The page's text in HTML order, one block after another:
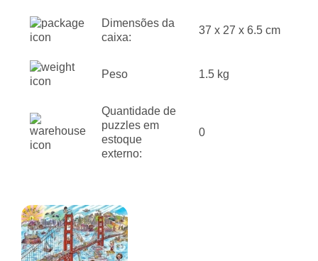
Dimensões da
caixa:
37 x 27 x 6.5 cm
Peso 1.5 kg
Quantidade de
puzzles em
estoque
externo:
0